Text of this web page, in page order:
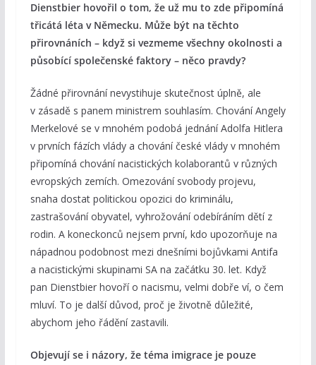
Dienstbier hovořil o tom, že už mu to zde připomíná
třicátá léta v Německu. Může být na těchto
přirovnáních – když si vezmeme všechny okolnosti a
působící společenské faktory – něco pravdy?
Žádné přirovnání nevystihuje skutečnost úplně, ale
v zásadě s panem ministrem souhlasím. Chování Angely
Merkelové se v mnohém podobá jednání Adolfa Hitlera
v prvních fázích vlády a chování české vlády v mnohém
připomíná chování nacistických kolaborantů v různých
evropských zemích. Omezování svobody projevu,
snaha dostat politickou opozici do kriminálu,
zastrašování obyvatel, vyhrožování odebíráním dětí z
rodin. A koneckonců nejsem první, kdo upozorňuje na
nápadnou podobnost mezi dnešními bojůvkami Antifa
a nacistickými skupinami SA na začátku 30. let. Když
pan Dienstbier hovoří o nacismu, velmi dobře ví, o čem
mluví. To je další důvod, proč je životně důležité,
abychom jeho řádění zastavili.
Objevují se i názory, že téma imigrace je pouze